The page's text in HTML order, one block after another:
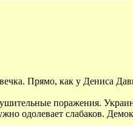
Прямо, как у Дениса
поражения.
одолевает слабаков.